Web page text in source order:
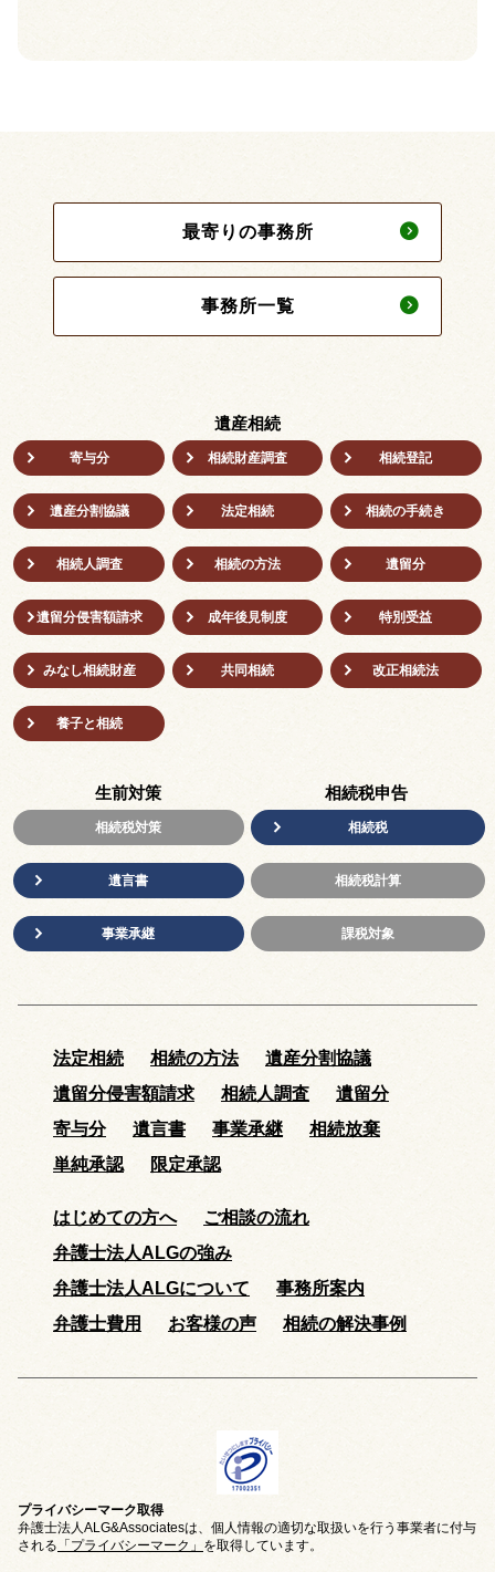
最寄りの事務所
事務所一覧
遺産相続
寄与分 相続財産調査 相続登記
遺産分割協議 法定相続 相続の⼿続き
相続人調査 相続の方法 遺留分
遺留分侵害額請求 成年後⾒制度 特別受益
みなし相続財産 共同相続 改正相続法
養子と相続
生前対策
相続税対策
遺言書
事業承継
相続税申告
相続税
相続税計算
課税対象
法定相続 相続の方法
遺産分割協議
遺留分侵害額請求
相続人調査
遺留分
寄与分
遺言書 事業承継
相続放棄
単純承認
限定承認
はじめての方へ
ご相談の流れ
弁護士法人ALGの強み
弁護士法人ALGについて
事務所案内
弁護士費用
お客様の声 相続の解決事例
プライバシーマーク取得
弁護士法人ALG&Associatesは、個人情報の適切な取扱いを行う事業者に付与
される 「プライバシーマーク」 を取得しています。